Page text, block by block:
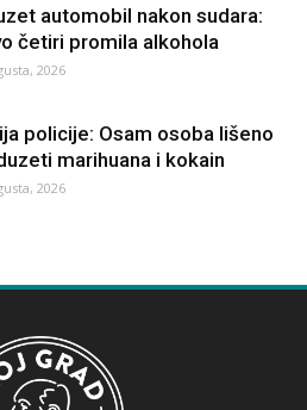
automobil nakon sudara:
četiri promila alkohola
2026
policije: Osam osoba lišeno
marihuana i kokain
2026